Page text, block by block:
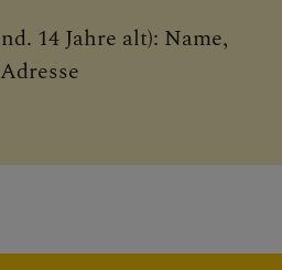
14 Jahre alt): Name,